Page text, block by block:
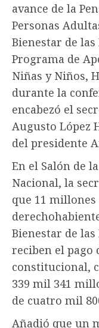
avance de la
Personas
Bienestar de las
Programa de
Niñas y Niños,
durante la
encabezó el
Augusto López
del presidente
En el Salón de
Nacional, la
que 11 millones
Bienestar de
reciben el pago
constitucional,
339 mil 341
de cuatro mil
Añadió que un